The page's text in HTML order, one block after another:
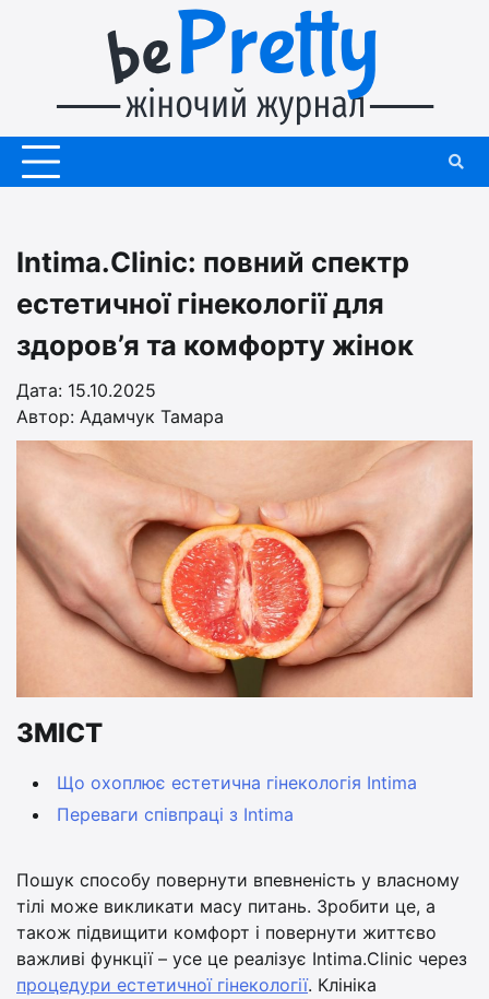
Intima.Clinic: повний спектр
естетичної гінекології для
здоров’я та комфорту жінок
Дата: 15.10.2025
Автор: Адамчук Тамара
ЗМІСТ
Що охоплює естетична гінекологія Intima
Переваги співпраці з Intima
Пошук способу повернути впевненість у власному
тілі може викликати масу питань. Зробити це, а
також підвищити комфорт і повернути життєво
важливі функції – усе це реалізує Intima.Clinic через
процедури естетичної гінекології. Клініка